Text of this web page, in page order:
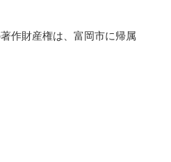
作財産権は、富岡市に帰属